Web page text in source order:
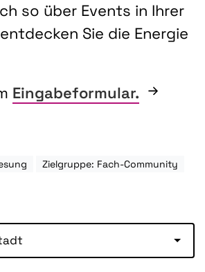
so über Events in Ihrer
Sie die Energie
Eingabeformular.
Zielgruppe: Fach-Community